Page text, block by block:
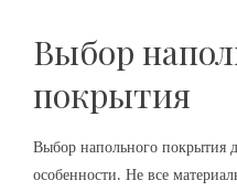
Выбор
покрытия
Выбор напольного покрытия
особенности. Не все